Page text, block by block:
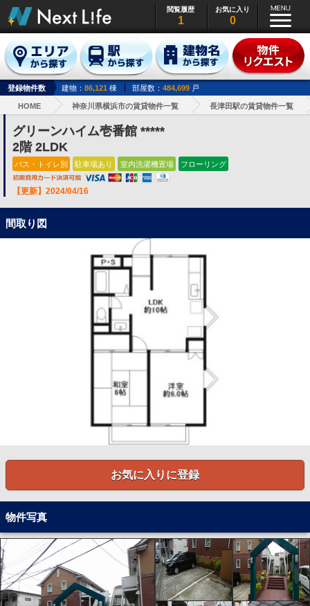
閲覧履歴
1
お気に入り
0
登録物件数 建物： 86,121 棟 部屋数： 484,699 戸
HOME 神奈川県横浜市の賃貸物件一覧 長津田駅の賃貸物件一覧
グリーンハイム壱番館 *****
2階 2LDK
バス・トイレ別 駐車場あり 室内洗濯機置場 フローリング
【更新】2024/04/16
間取り図
お気に入りに登録
物件写真